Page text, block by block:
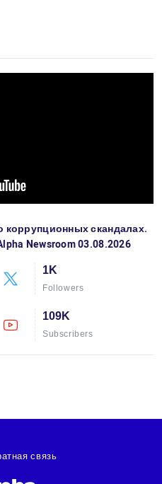
скандалах.
Newsroom 03.08.2026
1K
Followers
109K
Subscribers
связь